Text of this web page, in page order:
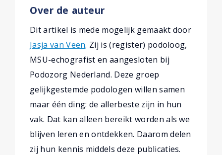
Over de auteur
Dit artikel is mede mogelijk gemaakt door
Jasja van Veen. Zij is (register) podoloog,
MSU-echografist en aangesloten bij
Podozorg Nederland. Deze groep
gelijkgestemde podologen willen samen
maar één ding: de allerbeste zijn in hun
vak. Dat kan alleen bereikt worden als we
blijven leren en ontdekken. Daarom delen
zij hun kennis middels deze publicaties.